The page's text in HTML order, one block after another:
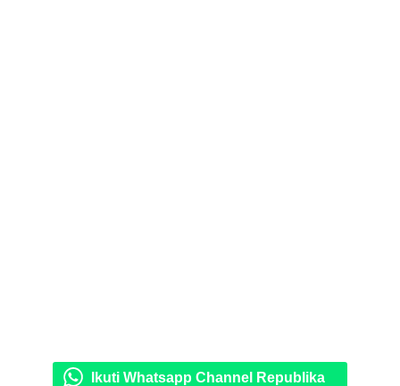
Ikuti Whatsapp Channel Republika